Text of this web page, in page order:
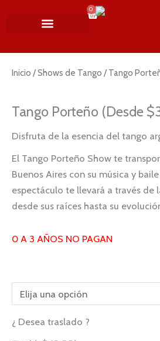
0
Cart
Inicio /Shows de Tango / Tango
Tango Porteño (Desde
Disfruta de la esencia del tango
El Tango Porteño Show te
Buenos Aires con su música y
espectáculo te llevará a través de
desde sus raíces hasta su
0 A 3 AÑOS NO PAGAN
¿ Desea traslado ?